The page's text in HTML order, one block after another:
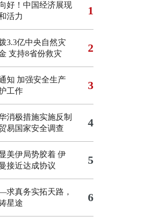
好！中国经济展现
活力
1
3.3亿中央自然灾
支持8省份救灾
2
知 加强安全生产
工作
3
消极措施实施反制
易国家安全调查
4
美伊局势胶着 伊
接近达成协议
5
真务实拓天路，
星途
6